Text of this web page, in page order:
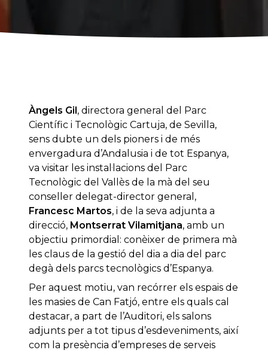
Àngels Gil, directora general del Parc
Científic i Tecnològic Cartuja, de Sevilla,
sens dubte un dels pioners i de més
envergadura d’Andalusia i de tot Espanya,
va visitar les instal·lacions del Parc
Tecnològic del Vallès de la mà del seu
conseller delegat-director general,
Francesc Martos, i de la seva adjunta a
direcció, Montserrat Vilamitjana, amb un
objectiu primordial: conèixer de primera mà
les claus de la gestió del dia a dia del parc
degà dels parcs tecnològics d’Espanya.
Per aquest motiu, van recórrer els espais de
les masies de Can Fatjó, entre els quals cal
destacar, a part de l’Auditori, els salons
adjunts per a tot tipus d’esdeveniments, així
com la presència d’empreses de serveis